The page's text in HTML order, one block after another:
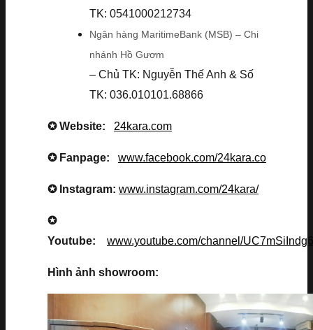
TK: 0541000212734
Ngân hàng MaritimeBank (MSB) – Chi
nhánh Hồ Gươm
– Chủ TK: Nguyễn Thế Anh & Số
TK: 036.010101.68866
✪ Website: 24kara.com
✪ Fanpage: www.facebook.com/24kara.co
✪ Instagram: www.instagram.com/24kara/
✪
Youtube: www.youtube.com/channel/
Hình ảnh showroom: